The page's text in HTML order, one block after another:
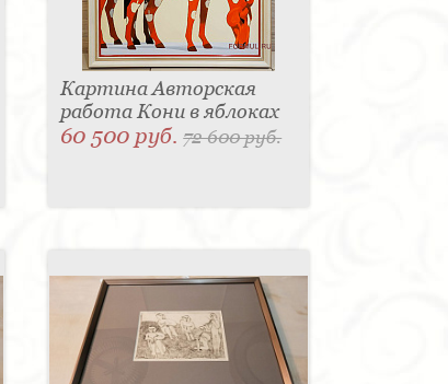
Картина Авторская
работа Кони в яблоках
60 500 руб.72 600 руб.